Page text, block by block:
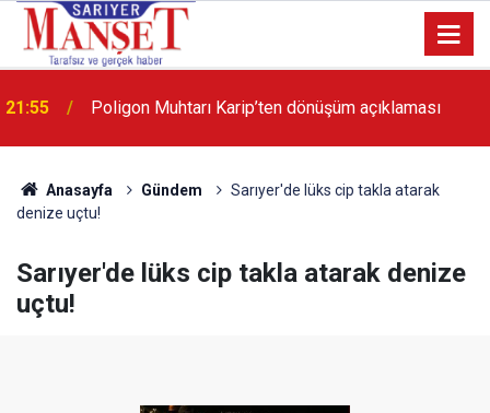
13:36 'Poligon'da İstanbul'a örnek proje gerçekleştirilecek'
Anasayfa Gündem
Sarıyer'de lüks cip takla atarak
denize uçtu!
Sarıyer'de lüks cip takla atarak denize
uçtu!